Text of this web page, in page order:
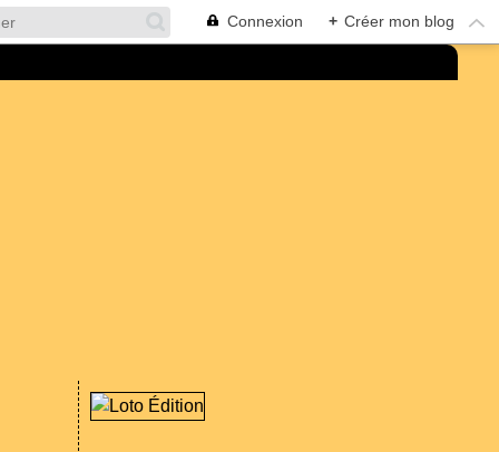
Connexion + Créer mon blog